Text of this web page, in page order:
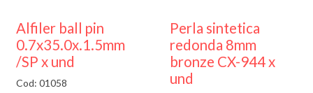
Alfiler ball pin
0.7x35.0x.1.5mm
/SP x und
Cod: 01058
Perla sintetica
redonda 8mm
bronze CX-944 x
und